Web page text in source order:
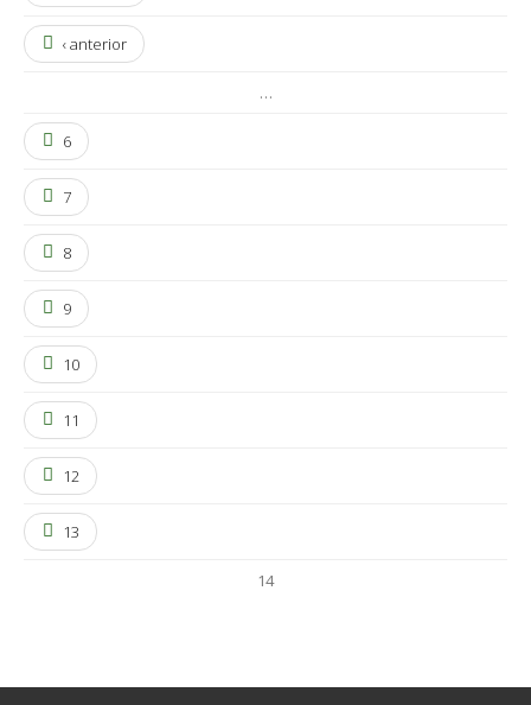
‹ anterior
…
6
7
8
9
10
11
12
13
14